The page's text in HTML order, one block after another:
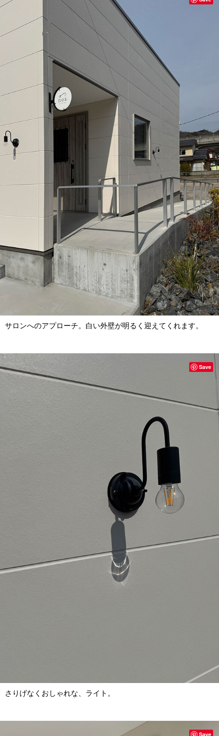
サロンへのアプローチ。白い外壁が明るく迎えてくれます。
さりげなくおしゃれな、ライト。
Save
Save